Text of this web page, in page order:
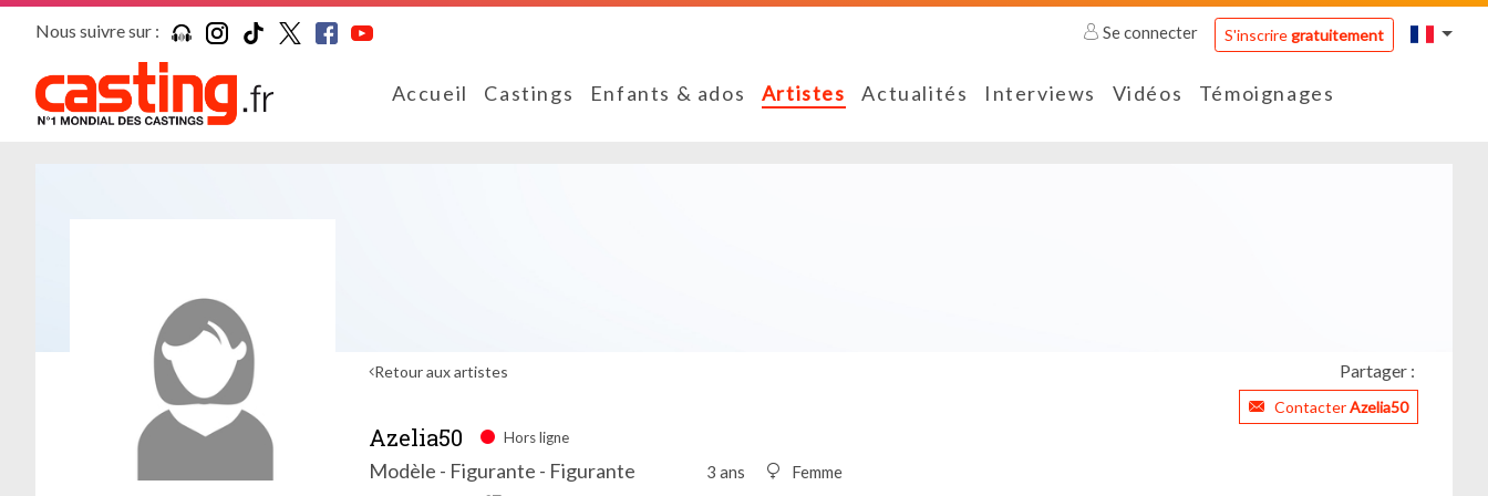
Nous suivre sur : Se connecter S'inscriregratuitement
Accueil Castings Enfants & ados Artistes Actualités Interviews Vidéos Témoignages
Retour aux artistes Partager :
ContacterAzelia50
Azelia50 Hors ligne
Modèle - Figurante - Figurante 3 ans Femme